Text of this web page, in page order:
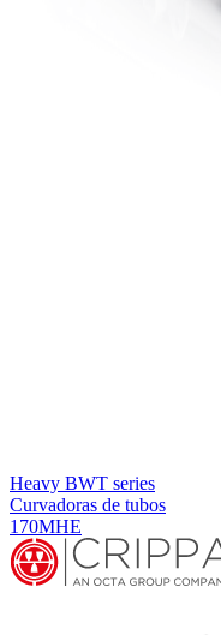
Heavy BWT series
Curvadoras de tubos
170MHE